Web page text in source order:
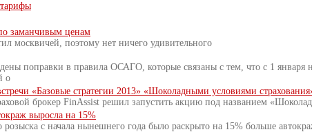
заманчивым ценам
москвичей, поэтому нет ничего удивительного
поправки в правила ОСАГО, которые связаны с тем, что с 1 января
о
«Базовые стратегии 2013» «Шоколадными условиями
брокер FinAssist решил запустить акцию под названием
выросла на 15%
с начала нынешнего года было раскрыто на 15% больше